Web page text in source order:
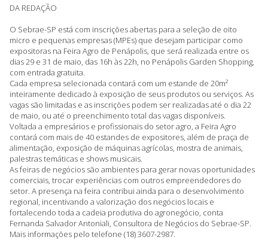
DA REDAÇÃO
O Sebrae-SP está com inscrições abertas para a seleção de oito
micro e pequenas empresas (MPEs) que desejam participar como
expositoras na Feira Agro de Penápolis, que será realizada entre os
dias 29 e 31 de maio, das 16h às 22h, no Penápolis Garden Shopping,
com entrada gratuita.
Cada empresa selecionada contará com um estande de 20m²
inteiramente dedicado à exposição de seus produtos ou serviços. As
vagas são limitadas e as inscrições podem ser realizadas até o dia 22
de maio, ou até o preenchimento total das vagas disponíveis.
Voltada a empresários e profissionais do setor agro, a Feira Agro
contará com mais de 40 estandes de expositores, além de praça de
alimentação, exposição de máquinas agrícolas, mostra de animais,
palestras temáticas e shows musicais.
As feiras de negócios são ambientes para gerar novas oportunidades
comerciais, trocar experiências com outros empreendedores do
setor. A presença na feira contribui ainda para o desenvolvimento
regional, incentivando a valorização dos negócios locais e
fortalecendo toda a cadeia produtiva do agronegócio, conta
Fernanda Salvador Antoniali, Consultora de Negócios do Sebrae-SP.
Mais informações pelo telefone (18) 3607-2987.